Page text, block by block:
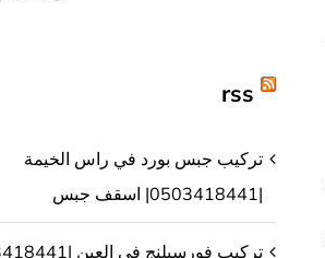
rss
تركيب جبس بورد في راس الخيمة
|0503418441| اسقف جبس